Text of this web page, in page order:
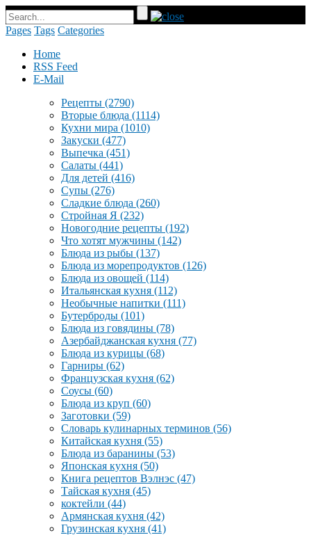
Pages Tags Categories
Home
RSS Feed
E-Mail
Рецепты (2790)
Вторые блюда (1114)
Кухни мира (1010)
Закуски (477)
Выпечка (451)
Салаты (441)
Для детей (416)
Супы (276)
Сладкие блюда (260)
Стройная Я (232)
Новогодние рецепты (192)
Что хотят мужчины (142)
Блюда из рыбы (137)
Блюда из морепродуктов (126)
Блюда из овощей (114)
Итальянская кухня (112)
Необычные напитки (111)
Бутерброды (101)
Блюда из говядины (78)
Азербайджанская кухня (77)
Блюда из курицы (68)
Гарниры (62)
Французская кухня (62)
Соусы (60)
Блюда из круп (60)
Заготовки (59)
Словарь кулинарных терминов (56)
Китайская кухня (55)
Блюда из баранины (53)
Японская кухня (50)
Книга рецептов Вэлнэс (47)
Тайская кухня (45)
коктейли (44)
Армянская кухня (42)
Грузинская кухня (41)